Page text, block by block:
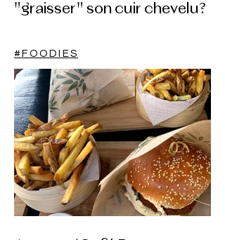
"graisser" son cuir chevelu?
#FOODIES